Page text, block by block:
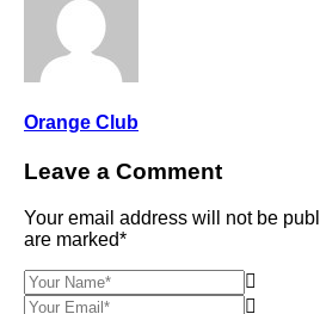
Orange Club
Leave a Comment
Your email address will not be
are marked*